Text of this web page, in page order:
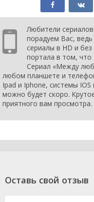
Любители
порадуем Вас,
сериалы в HD и
портала в том,
Сериал «Между
любом планшете и
Ipad и Iphone, системы
можно будет скоро.
приятного вам просмотра.
Оставь свой отзыв